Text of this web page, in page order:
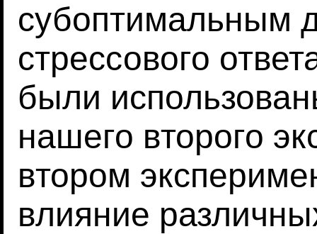
субоптимальным
стрессового
были
нашего второго
втором
влияние